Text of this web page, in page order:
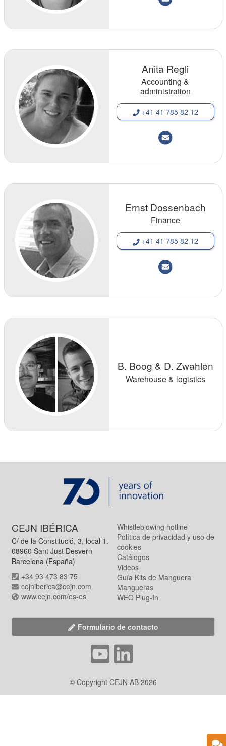
Anita Regli
Accounting &
administration
+41 41 785 82 12
Ernst Dossenbach
Finance
+41 41 785 82 12
B. Boog & D. Zwahlen
Warehouse & logistics
CEJN IBÉRICA
C/ de la Constitució, 3, local 1.
08960 Sant Just Desvern
Barcelona (España)
+34 93 473 83 75
cejniberica@cejn.com
www.cejn.com/es-es
Whistleblowing hotline
Política de privacidad y uso de
cookies
Catálogos
Videos
Guía Kits de Manguera
Mangueras
WEO Plug-In
Formulario de contacto
© Copyright CEJN AB 2026